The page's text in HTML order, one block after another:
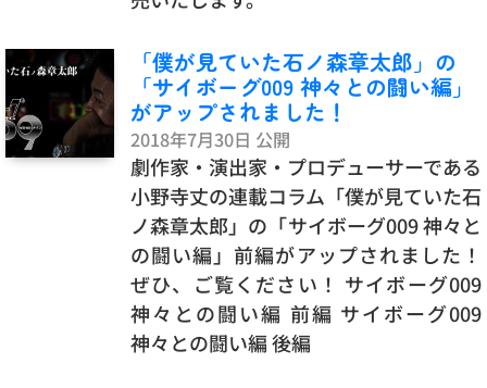
「僕が見ていた石ノ森章太郎」の
「サイボーグ009 神々との闘い編」
がアップされました！
2018年7月30日 公開
劇作家・演出家・プロデューサーである
小野寺丈の連載コラム「僕が見ていた石
ノ森章太郎」の「サイボーグ009 神々と
の闘い編」前編がアップされました！
ぜひ、ご覧ください！ サイボーグ009
神々との闘い編 前編 サイボーグ009
神々との闘い編 後編